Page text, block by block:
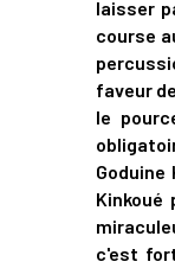
laisser
course
faveur
le
c'est